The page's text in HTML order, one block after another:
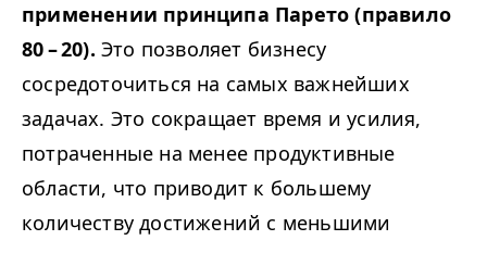
применении принципа Парето (правило
80 – 20). Это позволяет бизнесу
сосредоточиться на самых важнейших
задачах. Это сокращает время и усилия,
потраченные на менее продуктивные
области, что приводит к большему
количеству достижений с меньшими